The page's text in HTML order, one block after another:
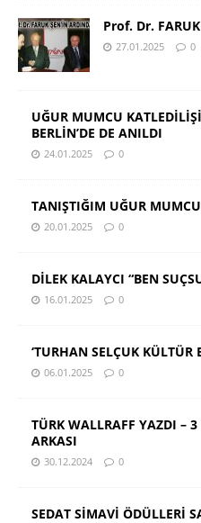
Prof. Dr.
27.01.2025 0
UĞUR MUMCU
BERLİN’DE DE ANILDI
24.01.2025 0
TANIŞTIĞIM UĞUR MUMCU
20.01.2025 0
DİLEK KALAYCI “BEN
16.01.2025 0
‘TURHAN SELÇUK KÜLTÜR
06.01.2025 0
TÜRK WALLRAFF YAZDI –
ARKASI
30.12.2024 0
SEDAT SİMAVİ ÖDÜLLERİ